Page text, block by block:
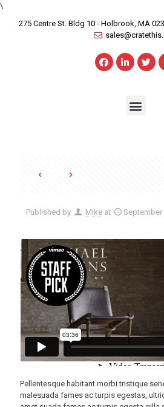
\
275 Centre St. Bldg 10 - Holbrook, MA
Published by Mike at September
Pellentesque habitant morbi tristique
malesuada fames ac turpis egestas,